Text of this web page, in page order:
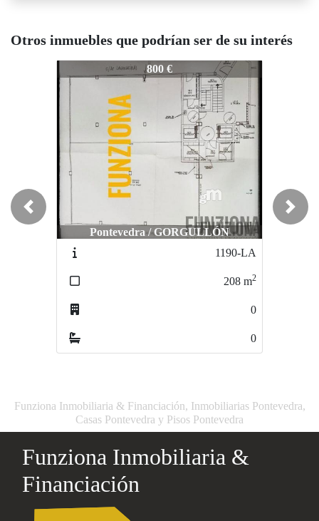
Otros inmuebles que podrían ser de su interés
800 €
Pontevedra / GORGULLÓN
1190-LA
m2
2713-LA 1.200 €
Pontevedra / centro
Previous Next
Funziona Inmobiliaria & Financiación, Inmobiliarias Pontevedra,
Casas Pontevedra y Pisos Pontevedra
Funziona Inmobiliaria &
Financiación